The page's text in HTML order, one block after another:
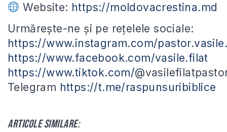
Website: https://moldovacrestina.md
Urmărește-ne și pe rețelele sociale:
https://www.instagram.com/
https://www.facebook.com/vasile.filat
https://www.tiktok.com/
Telegram https://t.me/raspunsuribiblice
Articole similare: